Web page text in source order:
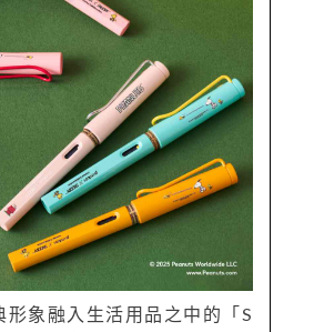
形象融入生活用品之中的「S